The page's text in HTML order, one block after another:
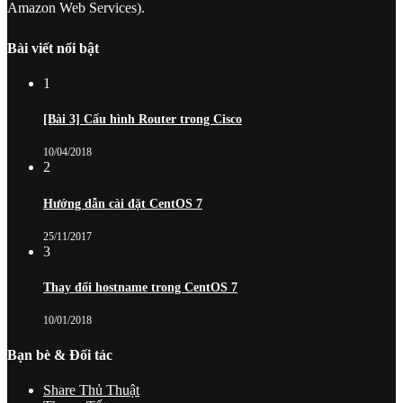
Amazon Web Services).
Bài viết nổi bật
1
[Bài 3] Cấu hình Router trong Cisco
10/04/2018
2
Hướng dẫn cài đặt CentOS 7
25/11/2017
3
Thay đổi hostname trong CentOS 7
10/01/2018
Bạn bè & Đối tác
Share Thủ Thuật